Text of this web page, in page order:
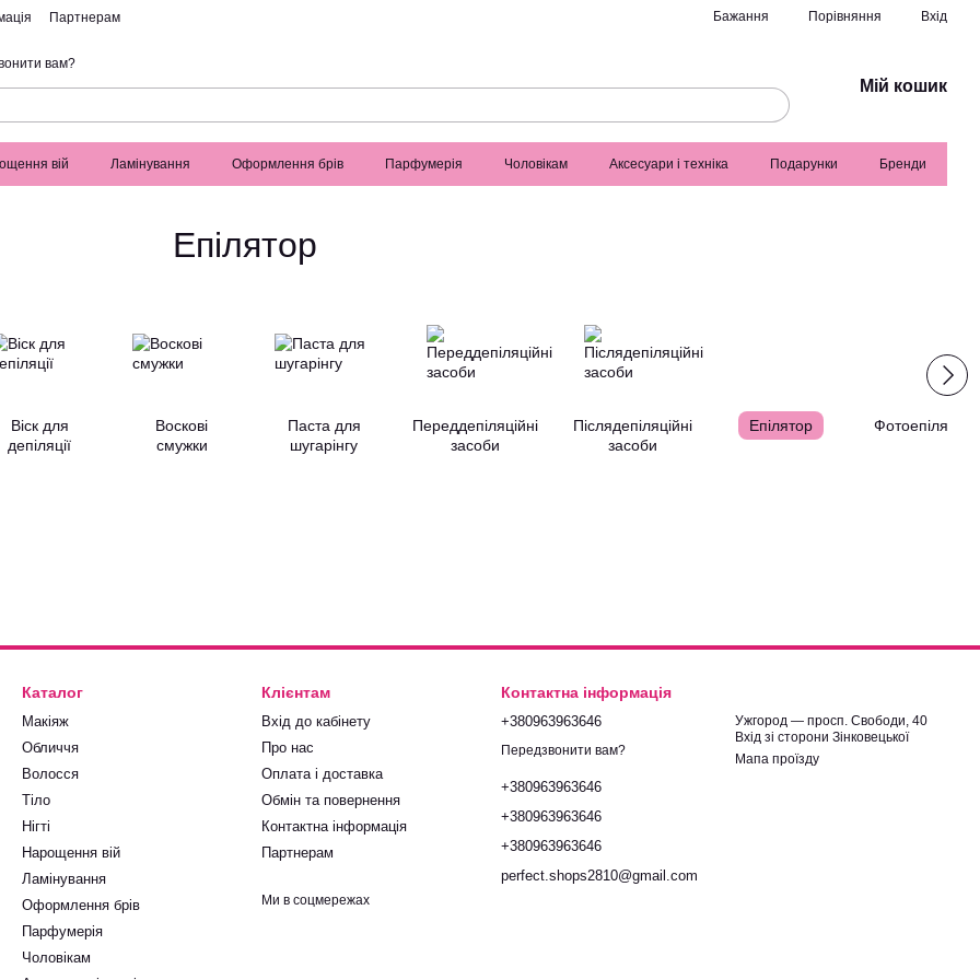
Партнерам Бажання Порівняння Вхід
вам?
Мій кошик
вій Ламінування Оформлення брів Парфумерія Чоловікам Аксесуари і техніка Подарунки Бренди
Епілятор
Віск для
депіляції
Воскові
смужки
Паста для
шугарінгу
Переддепіляційні
засоби
Післядепіляційні
засоби
Епілятор Фотоепілятор
Каталог
Макіяж
Обличчя
Волосся
Тіло
Нігті
Нарощення вій
Ламінування
Оформлення брів
Парфумерія
Чоловікам
Клієнтам
Вхід до кабінету
Про нас
Оплата і доставка
Обмін та повернення
Контактна інформація
Партнерам
Ми в соцмережах
Контактна інформація
+380963963646
Передзвонити вам?
+380963963646
+380963963646
+380963963646
perfect.shops2810@gmail.com
Ужгород — просп. Свободи, 40
Вхід зі сторони Зінковецької
Мапа проїзду